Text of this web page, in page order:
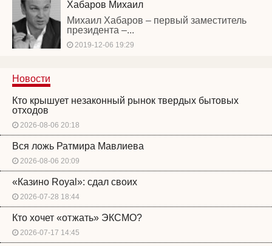
Хабаров Михаил
Михаил Хабаров – первый заместитель
президента –...
2019-12-06 19:29
Новости
Кто крышует незаконный рынок твердых бытовых
отходов
2026-08-06 20:18
Вся ложь Ратмира Мавлиева
2026-08-06 20:09
«Казино Royal»: сдал своих
2026-07-28 18:44
Кто хочет «отжать» ЭКСМО?
2026-07-17 14:45